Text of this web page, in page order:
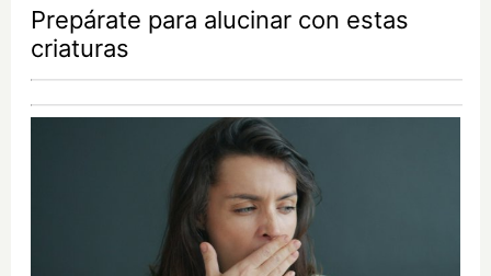
Prepárate para alucinar con estas
criaturas